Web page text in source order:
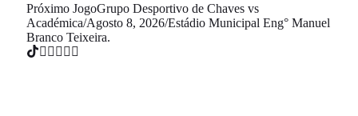
Próximo JogoGrupo Desportivo de Chaves vs
Académica/Agosto 8, 2026/Estádio Municipal Eng° Manuel
Branco Teixeira.